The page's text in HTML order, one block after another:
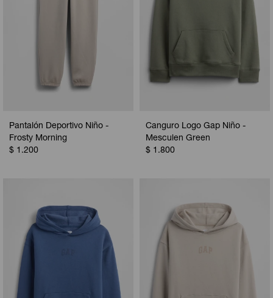
Pantalón Deportivo Niño -
Frosty Morning
$ 1.200
Canguro Logo Gap Niño -
Mesculen Green
$ 1.800